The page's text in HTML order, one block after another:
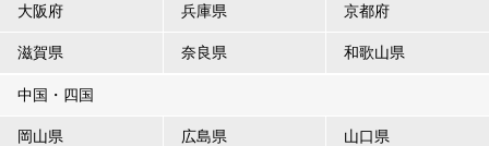
大阪府 兵庫県 京都府
滋賀県 奈良県 和歌山県
中国・四国
岡山県 広島県 山口県